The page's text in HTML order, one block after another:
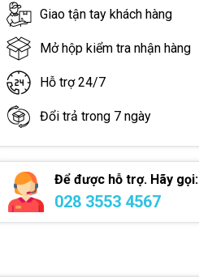
Giao tận tay khách hàng
Mở hộp kiểm tra nhận hàng
Hỗ trợ 24/7
Đổi trả trong 7 ngày
Để được hỗ trợ. Hãy gọi:
028 3553 4567